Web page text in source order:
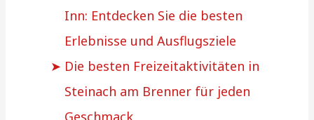
Inn: Entdecken Sie die besten
Erlebnisse und Ausflugsziele
Die besten Freizeitaktivitäten in
Steinach am Brenner für jeden